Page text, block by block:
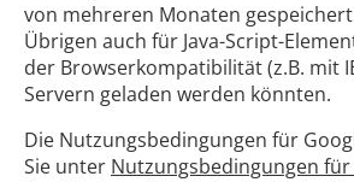
von mehreren Monaten
Übrigen auch für Java-Script-
der Browserkompatibilität (z.B. mit
Servern geladen werden könnten.
Die Nutzungsbedingungen für
Sie unter Nutzungsbedingungen für